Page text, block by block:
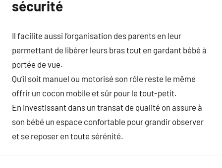
sécurité
Il facilite aussi l’organisation des parents en leur
permettant de libérer leurs bras tout en gardant bébé à
portée de vue.
Qu’il soit manuel ou motorisé son rôle reste le même
offrir un cocon mobile et sûr pour le tout-petit.
En investissant dans un transat de qualité on assure à
son bébé un espace confortable pour grandir observer
et se reposer en toute sérénité.